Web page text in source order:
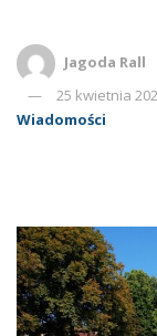
Jagoda Rall
25 kwietnia
Wiadomości